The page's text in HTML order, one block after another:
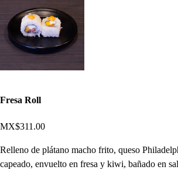
Fresa Roll
MX$311.00
Relleno de plátano macho frito, queso
capeado, envuelto en fresa y kiwi, bañado en